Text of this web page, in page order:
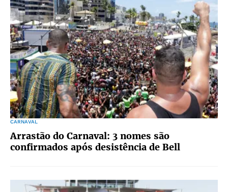
CARNAVAL
Arrastão do Carnaval: 3 nomes são
confirmados após desistência de Bell